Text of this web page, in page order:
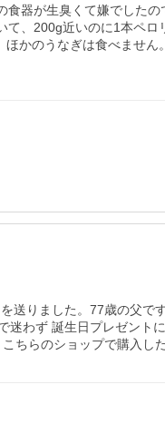
器が生臭くて嫌でした
、200g近いのに1本ペ
かのうなぎは食べませ
りました。77歳の父
わず 誕生日プレゼン
ちらのショップで購入し